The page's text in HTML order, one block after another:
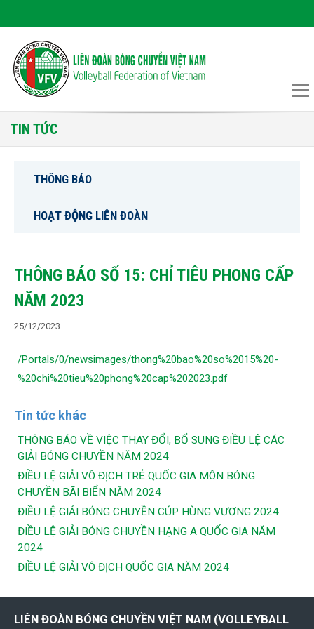
TIN TỨC
THÔNG BÁO
HOẠT ĐỘNG LIÊN ĐOÀN
THÔNG BÁO SỐ 15: CHỈ TIÊU PHONG CẤP
NĂM 2023
25/12/2023
/Portals/0/newsimages/thong%20bao%20so%2015%20-
%20chi%20tieu%20phong%20cap%202023.pdf
Tin tức khác
THÔNG BÁO VỀ VIỆC THAY ĐỔI, BỔ SUNG ĐIỀU LỆ CÁC
GIẢI BÓNG CHUYỀN NĂM 2024
ĐIỀU LỆ GIẢI VÔ ĐỊCH TRẺ QUỐC GIA MÔN BÓNG
CHUYỀN BÃI BIỂN NĂM 2024
ĐIỀU LỆ GIẢI BÓNG CHUYỀN CÚP HÙNG VƯƠNG 2024
ĐIỀU LỆ GIẢI BÓNG CHUYỀN HẠNG A QUỐC GIA NĂM
2024
ĐIỀU LỆ GIẢI VÔ ĐỊCH QUỐC GIA NĂM 2024
LIÊN ĐOÀN BÓNG CHUYỀN VIỆT NAM (VOLLEYBALL